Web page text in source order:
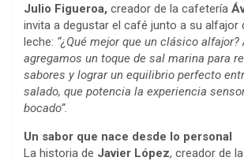
Julio Figueroa, creador de la cafetería
invita a degustar el café junto a su alfajor
leche: “¿Qué mejor que un clásico alfajor?
agregamos un toque de sal marina para
sabores y lograr un equilibrio perfecto
salado, que potencia la experiencia
bocado”.
Un sabor que nace desde lo personal
La historia de Javier López, creador de